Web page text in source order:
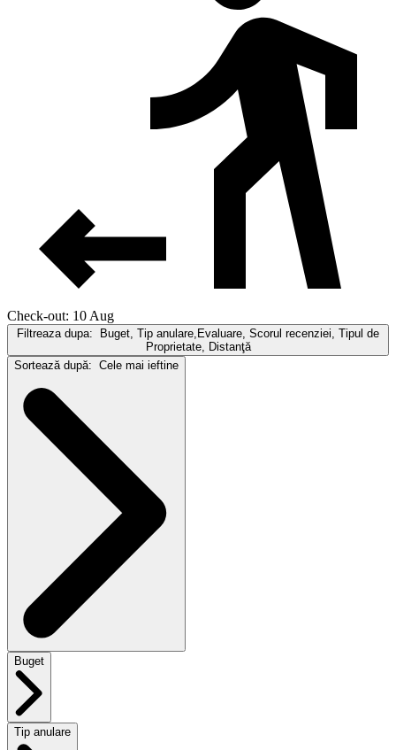
Check-out: 10 Aug
Filtreaza dupa: Buget, Tip anulare,Evaluare, Scorul recenziei, Tipul de
Proprietate, Distanţă
Sortează după: Cele mai ieftine
Buget
Tip anulare